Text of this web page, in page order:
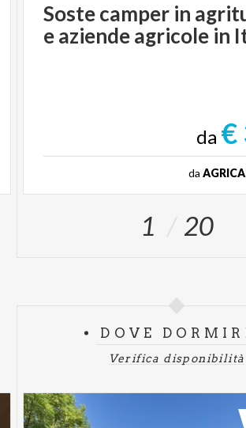
Sostecamper in
eaziendeagricole in
da €
da
1 20
DOVE
Verifica disponibilità